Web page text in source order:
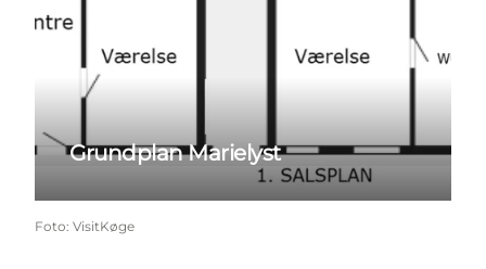
Grundplan Marielyst
Foto: VisitKøge